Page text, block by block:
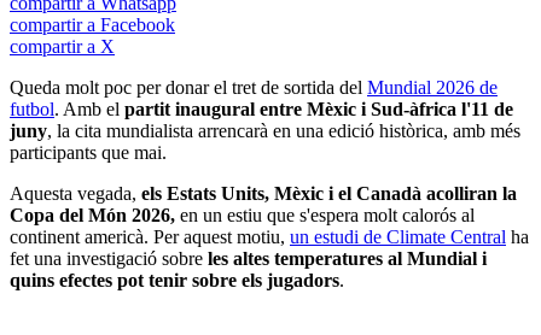
compartir a Facebook
compartir a X
Queda molt poc per donar el tret de sortida del Mundial 2026 de
futbol. Amb el partit inaugural entre Mèxic i Sud-àfrica l'11 de
juny, la cita mundialista arrencarà en una edició històrica, amb més
participants que mai.
Aquesta vegada, els Estats Units, Mèxic i el Canadà acolliran la
Copa del Món 2026, en un estiu que s'espera molt calorós al
continent americà. Per aquest motiu, un estudi de Climate Central ha
fet una investigació sobre les altes temperatures al Mundial i
quins efectes pot tenir sobre els jugadors.